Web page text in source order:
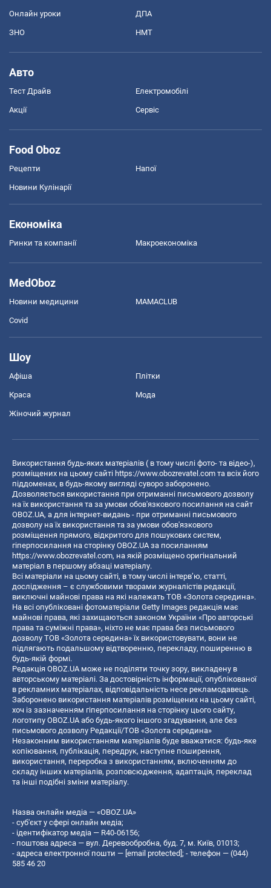
Онлайн уроки ДПА
ЗНО НМТ
Авто
Тест Драйв Електромобілі
Акції Сервіс
Food Oboz
Рецепти Напої
Новини Кулінарії
Економіка
Ринки та компанії Макроекономіка
MedOboz
Новини медицини MAMACLUB
Covid
Шоу
Афіша Плітки
Краса Мода
Жіночий журнал
Використання будь-яких матеріалів ( в тому числі фото- та відео-),
розміщених на цьому сайті https://www.obozrevatel.com та всіх його
піддоменах, в будь-якому вигляді суворо заборонено.
Дозволяється використання при отриманні письмового дозволу
на їх використання та за умови обов'язкового посилання на сайт
OBOZ.UA, а для інтернет-видань - при отриманні письмового
дозволу на їх використання та за умови обов'язкового
розміщення прямого, відкритого для пошукових систем,
гіперпосилання на сторінку OBOZ.UA за посиланням
https://www.obozrevatel.com, на якій розміщено оригінальний
матеріал в першому абзаці матеріалу.
Всі матеріали на цьому сайті, в тому числі інтерв’ю, статті,
дослідження – є службовими творами журналістів редакції,
виключні майнові права на які належать ТОВ «Золота середина».
На всі опубліковані фотоматеріали Getty Images редакція має
майнові права, які захищаються законом України «Про авторські
права та суміжні права», ніхто не має права без письмового
дозволу ТОВ «Золота середина» їх використовувати, вони не
підлягають подальшому відтворенню, перекладу, поширенню в
будь-якій формі.
Редакція OBOZ.UA може не поділяти точку зору, викладену в
авторському матеріалі. За достовірність інформації, опублікованої
в рекламних матеріалах, відповідальність несе рекламодавець.
Заборонено використання матеріалів розміщених на цьому сайті,
хоч із зазначенням гіперпосилання на сторінку цього сайту,
логотипу OBOZ.UA або будь-якого іншого згадування, але без
письмового дозволу Редакції/ТОВ «Золота середина»
Незаконним використанням матеріалів буде вважатися: будь-яке
копiювання, публiкацiя, передрук, наступне поширення,
використання, переробка з використанням, включенням до
складу інших матеріалів, розповсюдження, адаптація, переклад
та інші подібні зміни матеріалу.
Назва онлайн медіа — «OBOZ.UA»
- суб'єкт у сфері онлайн медіа;
- ідентифікатор медіа — R40-06156;
- поштова адреса — вул. Деревообробна, буд. 7, м. Київ, 01013;
- адреса електронної пошти — [email protected]; - телефон — (044)
585 46 20